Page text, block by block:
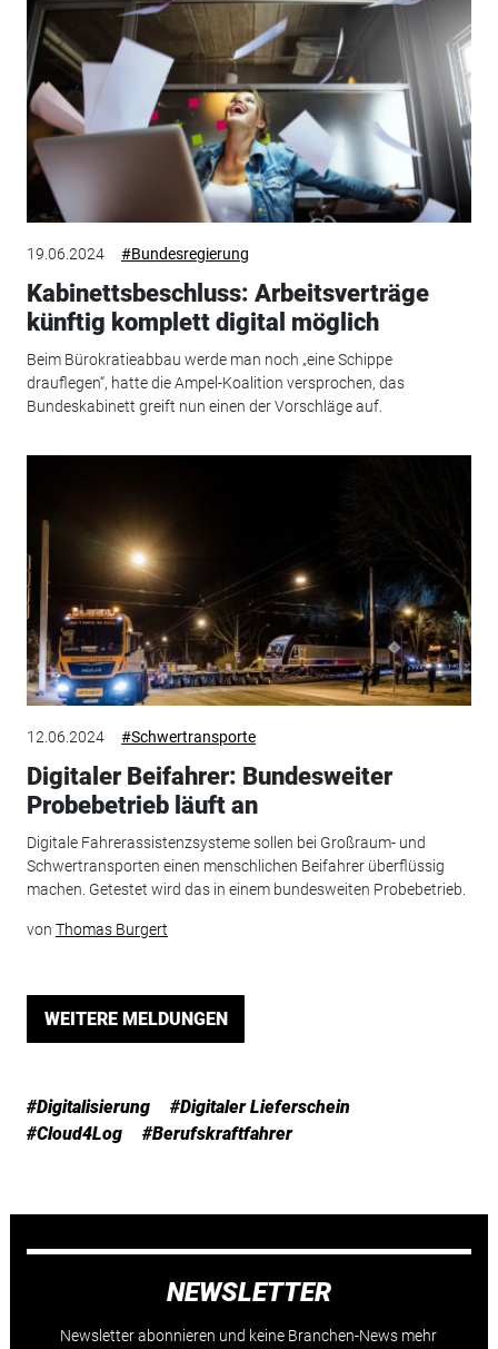
19.06.2024 #Bundesregierung
Kabinettsbeschluss: Arbeitsverträge
künftig komplett digital möglich
Beim Bürokratieabbau werde man noch „eine Schippe
drauflegen“, hatte die Ampel-Koalition versprochen, das
Bundeskabinett greift nun einen der Vorschläge auf.
12.06.2024 #Schwertransporte
Digitaler Beifahrer: Bundesweiter
Probebetrieb läuft an
Digitale Fahrerassistenzsysteme sollen bei Großraum- und
Schwertransporten einen menschlichen Beifahrer überflüssig
machen. Getestet wird das in einem bundesweiten Probebetrieb.
von Thomas Burgert
WEITERE MELDUNGEN
#Digitalisierung
#Digitaler Lieferschein
#Cloud4Log
#Berufskraftfahrer
NEWSLETTER
Newsletter abonnieren und keine Branchen-News mehr